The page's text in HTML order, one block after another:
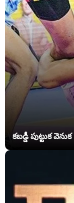
కబడ్డీ పుట్టుక వెనుక